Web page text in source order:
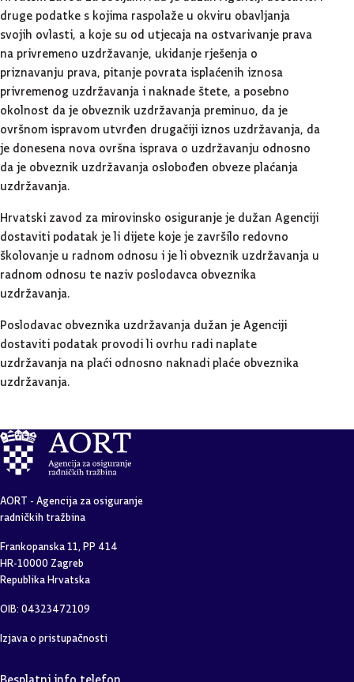
druge podatke s kojima raspolaže u okviru obavljanja
svojih ovlasti, a koje su od utjecaja na ostvarivanje prava
na privremeno uzdržavanje, ukidanje rješenja o
priznavanju prava, pitanje povrata isplaćenih iznosa
privremenog uzdržavanja i naknade štete, a posebno
okolnost da je obveznik uzdržavanja preminuo, da je
ovršnom ispravom utvrđen drugačiji iznos uzdržavanja, da
je donesena nova ovršna isprava o uzdržavanju odnosno
da je obveznik uzdržavanja oslobođen obveze plaćanja
uzdržavanja.
Hrvatski zavod za mirovinsko osiguranje je dužan Agenciji
dostaviti podatak je li dijete koje je završilo redovno
školovanje u radnom odnosu i je li obveznik uzdržavanja u
radnom odnosu te naziv poslodavca obveznika
uzdržavanja.
Poslodavac obveznika uzdržavanja dužan je Agenciji
dostaviti podatak provodi li ovrhu radi naplate
uzdržavanja na plaći odnosno naknadi plaće obveznika
uzdržavanja.
AORT - Agencija za osiguranje
radničkih tražbina
Frankopanska 11, PP 414
HR-10000 Zagreb
Republika Hrvatska
OIB: 04323472109
Izjava o pristupačnosti
Besplatni info telefon